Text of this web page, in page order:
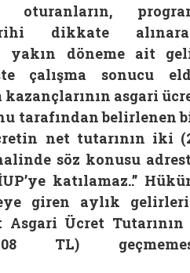
oturanların,
dikkate
yakın döneme ait
çalışma sonucu
asgari
tarafından belirlenen
net tutarının iki
söz konusu
katılamaz..”
giren aylık
Asgari Ücret Tutarının
TL)